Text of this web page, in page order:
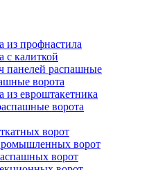
из профнастила
с калиткой
панелей распашные
ворота
из евроштакетника
ворота
ворот
ворот
ворот